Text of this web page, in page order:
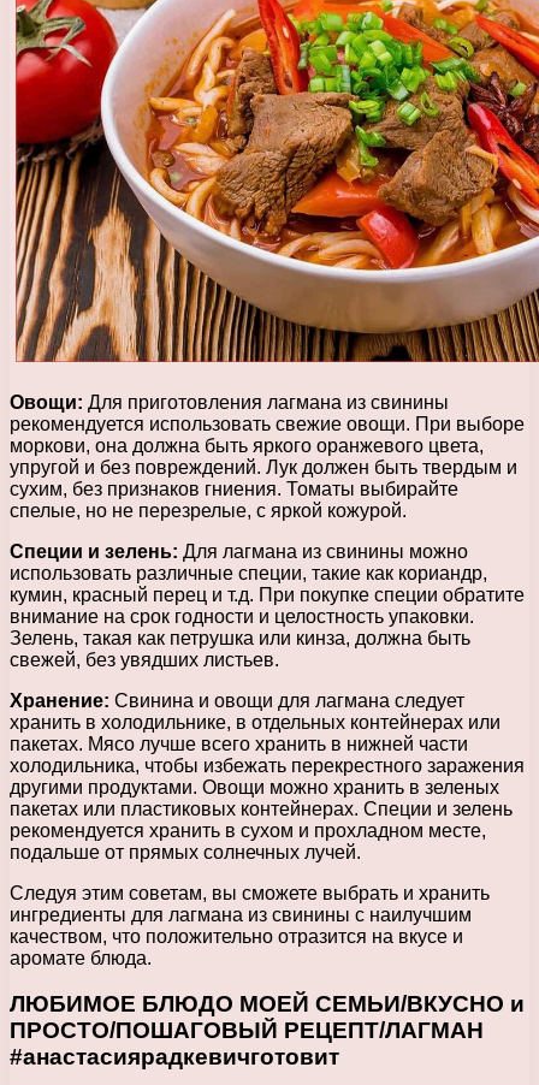
Овощи: Для приготовления лагмана из свинины
рекомендуется использовать свежие овощи. При выборе
моркови, она должна быть яркого оранжевого цвета,
упругой и без повреждений. Лук должен быть твердым и
сухим, без признаков гниения. Томаты выбирайте
спелые, но не перезрелые, с яркой кожурой.
Специи и зелень: Для лагмана из свинины можно
использовать различные специи, такие как кориандр,
кумин, красный перец и т.д. При покупке специи обратите
внимание на срок годности и целостность упаковки.
Зелень, такая как петрушка или кинза, должна быть
свежей, без увядших листьев.
Хранение: Свинина и овощи для лагмана следует
хранить в холодильнике, в отдельных контейнерах или
пакетах. Мясо лучше всего хранить в нижней части
холодильника, чтобы избежать перекрестного заражения
другими продуктами. Овощи можно хранить в зеленых
пакетах или пластиковых контейнерах. Специи и зелень
рекомендуется хранить в сухом и прохладном месте,
подальше от прямых солнечных лучей.
Следуя этим советам, вы сможете выбрать и хранить
ингредиенты для лагмана из свинины с наилучшим
качеством, что положительно отразится на вкусе и
аромате блюда.
ЛЮБИМОЕ БЛЮДО МОЕЙ СЕМЬИ/ВКУСНО и
ПРОСТО/ПОШАГОВЫЙ РЕЦЕПТ/ЛАГМАН
#анастасиярадкевичготовит